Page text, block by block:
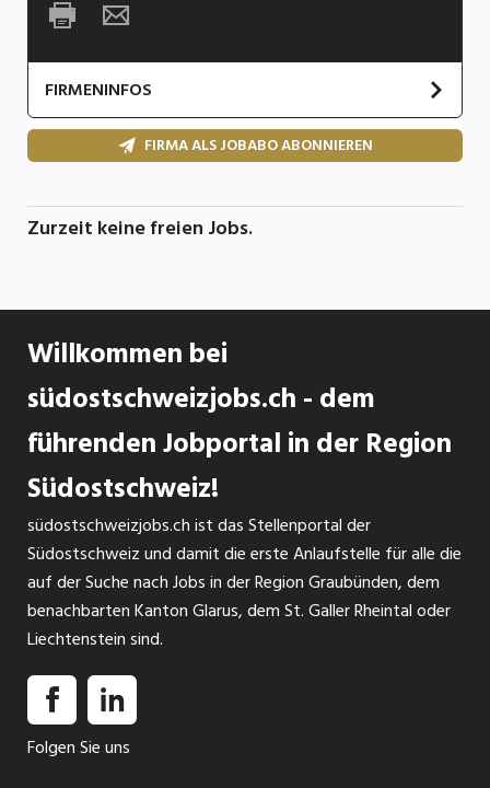
FIRMENINFOS
FIRMA ALS JOBABO ABONNIEREN
Zurzeit keine freien Jobs.
Willkommen bei
südostschweizjobs.ch - dem
führenden Jobportal in der Region
Südostschweiz!
südostschweizjobs.ch ist das Stellenportal der
Südostschweiz und damit die erste Anlaufstelle für alle die
auf der Suche nach Jobs in der Region Graubünden, dem
benachbarten Kanton Glarus, dem St. Galler Rheintal oder
Liechtenstein sind.
Folgen Sie uns